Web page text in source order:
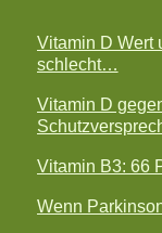
Vitamin D Wert
schlecht…
Vitamin D
Vitamin B3: 66
Wenn